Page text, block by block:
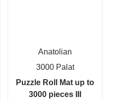
Anatolian
3000 Palat
Puzzle Roll Mat up to
3000 pieces III